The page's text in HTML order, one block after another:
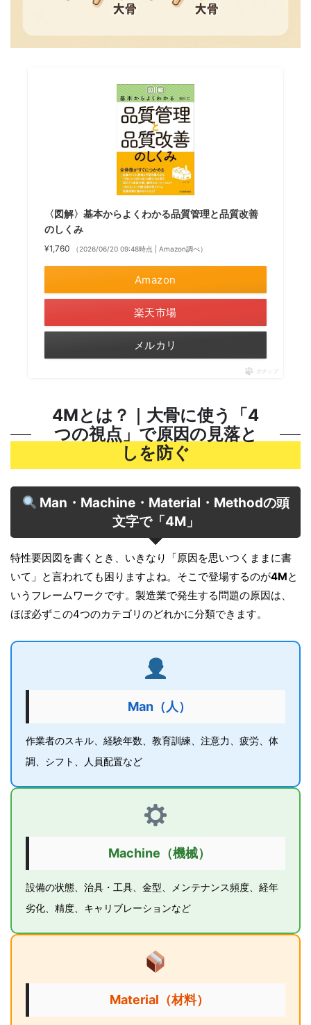
〈図解〉基本からよくわかる品質管理と品質改善
のしくみ
¥1,760 （2026/06/20 09:48時点 | Amazon調べ）
Amazon
楽天市場
メルカリ
ポチップ
4Mとは？｜大骨に使う「4
つの視点」で原因の見落と
しを防ぐ
Man・Machine・Material・Methodの頭
文字で「4M」
特性要因図を書くとき、いきなり「原因を思いつくままに書
いて」と言われても困りますよね。そこで登場するのが4Mと
いうフレームワークです。製造業で発生する問題の原因は、
ほぼ必ずこの4つのカテゴリのどれかに分類できます。
Man（人）
作業者のスキル、経験年数、教育訓練、注意力、疲労、体
調、シフト、人員配置など
Machine（機械）
設備の状態、治具・工具、金型、メンテナンス頻度、経年
劣化、精度、キャリブレーションなど
Material（材料）